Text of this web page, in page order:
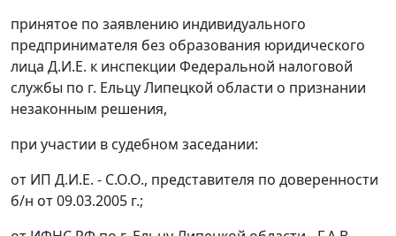
принятое по заявлению индивидуального
предпринимателя без образования юридического
лица Д.И.Е. к инспекции Федеральной налоговой
службы по г. Ельцу Липецкой области о признании
незаконным решения,
при участии в судебном заседании:
от ИП Д.И.Е. - С.О.О., представителя по доверенности
б/н от 09.03.2005 г.;